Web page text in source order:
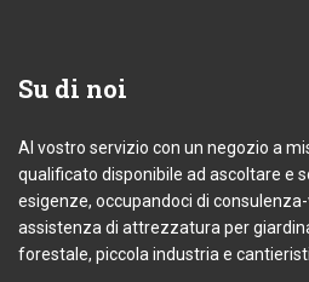
Su di noi
Al vostro servizio con un negozio a
qualificato disponibile ad ascoltare e
esigenze, occupandoci di
assistenza di attrezzatura per
forestale, piccola industria e